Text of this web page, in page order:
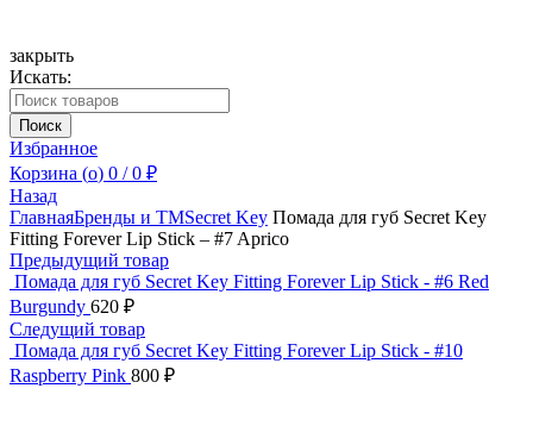
Зарегистрироваться
закрыть
Искать:
Поиск
Избранное
Корзина (o) 0 / 0 ₽
Назад
ГлавнаяБренды и ТМSecret Key Помада для губ Secret Key
Fitting Forever Lip Stick – #7 Aprico
Предыдущий товар
Помада для губ Secret Key Fitting Forever Lip Stick - #6 Red
Burgundy 620 ₽
Следущий товар
Помада для губ Secret Key Fitting Forever Lip Stick - #10
Raspberry Pink 800 ₽